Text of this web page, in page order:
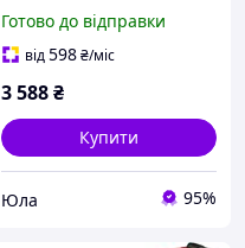
В, двошвидкісний, Без
АКБ)
Готово до відправки
від598₴/міс
3 588₴
Купити
Юла 95%